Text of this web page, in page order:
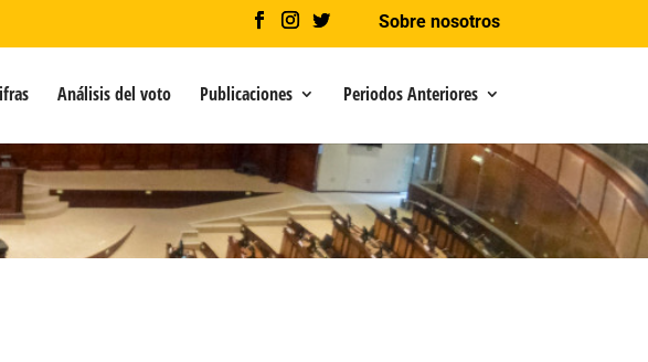
Sobre nosotros
Análisis del voto Publicaciones Periodos Anteriores